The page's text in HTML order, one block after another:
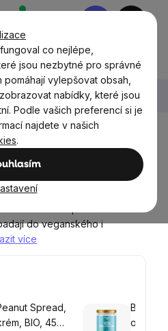
co nejlépe,
jsou nezbytné pro správné
vylepšovat obsah,
nabídky, které jsou
Podle vašich preferencí si je
najdete v našich
.
Nákupní
vegany
Vegan krémy, džemy
a
jsou o čisté chuti ovoce,
za které se nemusíte stydět.
a bez kompromisů. Jen
do veganského i
více
Spread,
BIO, 450
olej,